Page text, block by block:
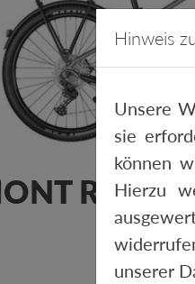
REVOX
Hinweis
Unsere
sie
können
Hierzu
unserer